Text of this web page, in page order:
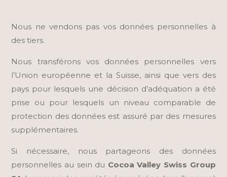
Nous ne vendons pas vos données personnelles à
des tiers.
Nous transférons vos données personnelles vers
l’Union européenne et la Suisse, ainsi que vers des
pays pour lesquels une décision d’adéquation a été
prise ou pour lesquels un niveau comparable de
protection des données est assuré par des mesures
supplémentaires.
Si nécessaire, nous partageons des données
personnelles au sein du Cocoa Valley Swiss Group